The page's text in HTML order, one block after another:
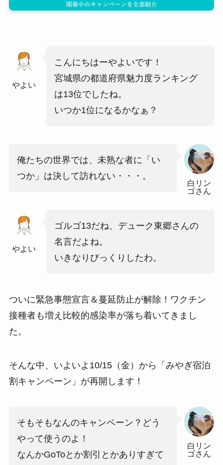
やよい
こんにちはーやよいです！
宮城県の都道府県魅力度ランキング
は13位でしたね。
いつか1位になるかなぁ？
白リン
ゴさん
俺たちの世界では、未熟な者に「い
つか」は決して訪れない・・・。
やよい
ゴルゴ13だね、デューク東郷さんの
名言だよね。
いきなりびっくりしたわ。
ついに緊急事態宣言＆蔓延防止が解除！ワクチン
接種者も増え比較的感染率が落ち着いてきまし
た。
そんな中、いよいよ10/15（金）から「みやぎ宿泊
割キャンペーン」が再開します！
白リン
ゴさん
そもそもなんのキャンペーン？どう
やって使うのよ！
なんかGoToとか割引とかありすぎて